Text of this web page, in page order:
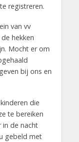
registreren.
van vv
hekken
Mocht er om
bij ons en
die
te bereiken
in de nacht
gebeld met